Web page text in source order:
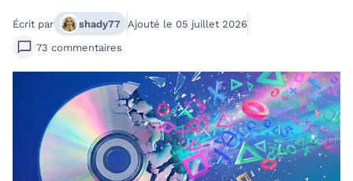
Écrit par shady77 Ajouté le 05 juillet 2026
73 commentaires